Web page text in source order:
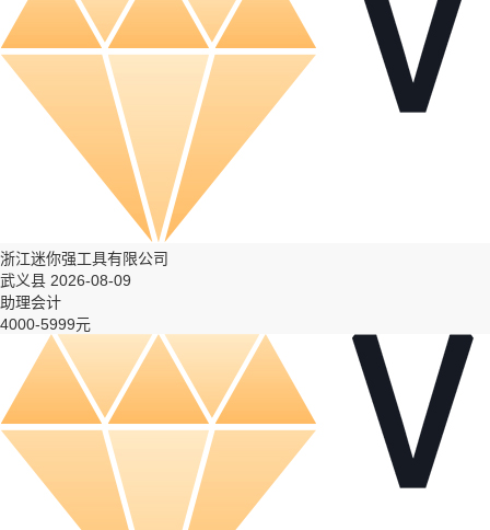
浙江迷你强工具有限公司
武义县 2026-08-09
助理会计
4000-5999元